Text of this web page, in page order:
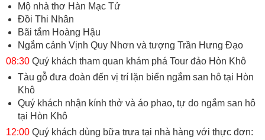
Mộ nhà thơ Hàn Mạc Tử
Đồi Thi Nhân
Bãi tắm Hoàng Hậu
Ngắm cảnh Vịnh Quy Nhơn và tượng Trần Hưng Đạo
08:30 Quý khách tham quan khám phá Tour đảo Hòn Khô
Tàu gỗ đưa đoàn đến vị trí lặn biển ngắm san hô tại Hòn
Khô
Quý khách nhận kính thở và áo phao, tự do ngắm san hô
tại Hòn Khô
12:00 Quý khách dùng bữa trưa tại nhà hàng với thực đơn: